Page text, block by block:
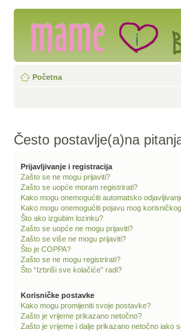
Početna
Često postavlje(a)na
Prijavljivanje i registracija
Zašto se ne mogu prijaviti?
Zašto se uopće moram registrirati?
Kako mogu onemogućiti automatsko
Kako mogu onemogućiti pojavu mog
Što ako izgubim lozinku?
Zašto se uopće ne mogu prijaviti?
Zašto se više ne mogu prijaviti?
Što je COPPA?
Zašto se ne mogu registrirati?
Što “Izbriši sve kolačiće” radi?
Korisničke postavke
Kako mogu promijeniti svoje postavke?
Zašto je vrijeme prikazano netočno?
Zašto je vrijeme i dalje prikazano netočno iako